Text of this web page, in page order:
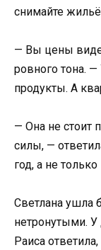
снимайте
— Вы цены
ровного тона.
продукты. А
— Она не стоит
силы, —
год, а не
Светлана ушла
нетронутыми. У
Раиса